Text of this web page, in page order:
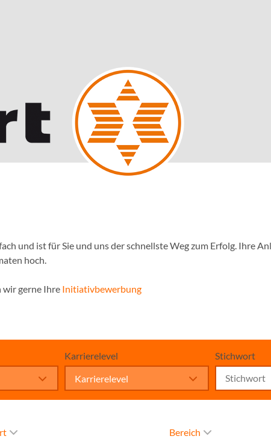
und ist für Sie und uns der schnellste Weg zum Erfolg. Ihre
hoch.
wir gerne Ihre Initiativbewerbung
Karrierelevel
Karrierelevel
Stichwort
Bereich